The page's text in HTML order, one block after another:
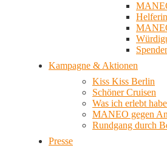
Kampagne & Aktionen
Kiss Kiss Berlin
Schöner Cruisen
Was ich erlebt habe
MANEO gegen
Rundgang durch
Presse